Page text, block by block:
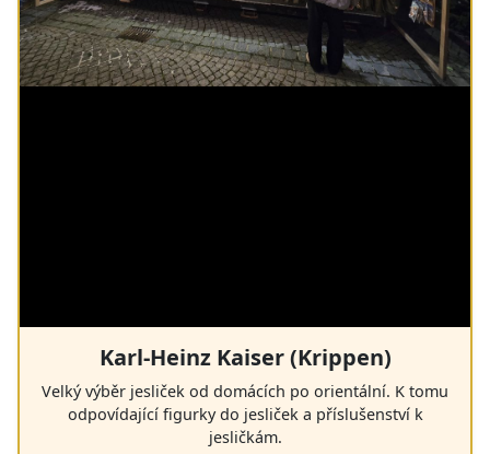
Karl-Heinz Kaiser (Krippen)
Velký výběr jesliček od domácích po orientální. K tomu
odpovídající figurky do jesliček a příslušenství k
jesličkám.